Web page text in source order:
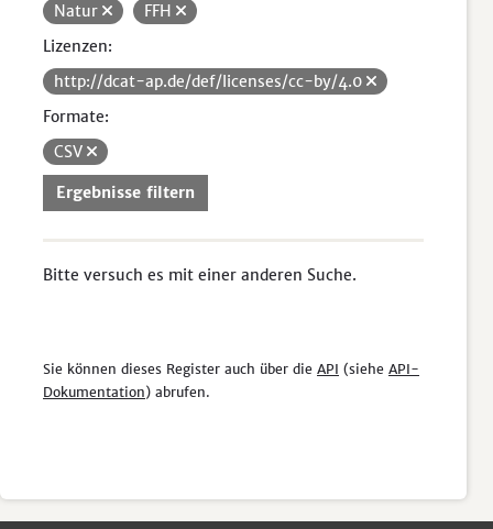
Natur
FFH
Lizenzen:
http://dcat-ap.de/def/licenses/cc-by/4.0
Formate:
CSV
Ergebnisse filtern
Bitte versuch es mit einer anderen Suche.
Sie können dieses Register auch über die API (siehe API-
Dokumentation) abrufen.